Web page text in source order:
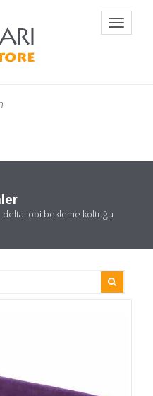
Toggle
delta lobi bekleme koltuğu